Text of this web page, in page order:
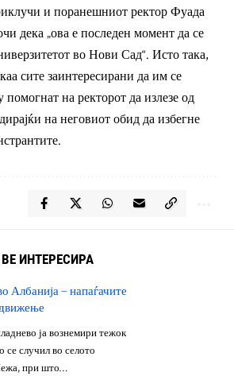
и поранешниот ректор Фуада
дека „ова е последен момент да се
во Нови Сад“. Исто така,
сите заинтересирани да им се
помогнат на ректорот да излезе од
на неговиот обид да избегне
ИНТЕРЕСИРА
Албанија – напаѓачите
ја вознемири тежок
случил во селото
при што…